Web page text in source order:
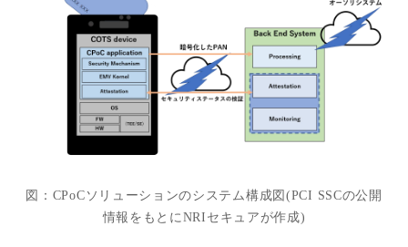
図： CPoC ソリューションのシステム構成図 (PCI SSCの公開
情報をもとに NRI セキュアが作成)